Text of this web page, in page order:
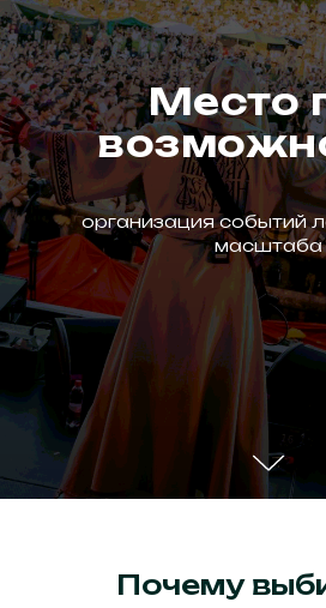
Место
организация событий
масштаба
Почему